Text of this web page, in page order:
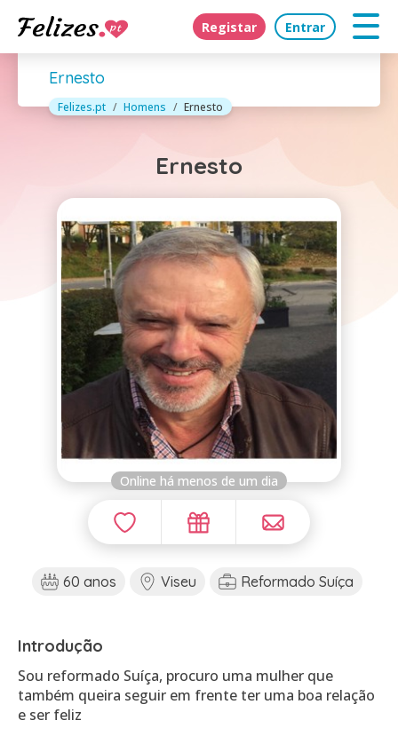
Registar Entrar
Ernesto
Felizes.pt Homens Ernesto
Ernesto
Online há menos de um dia
60 anos Viseu Reformado Suíça
Introdução
Sou reformado Suíça, procuro uma mulher que
também queira seguir em frente ter uma boa relação
e ser feliz